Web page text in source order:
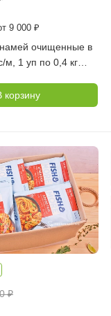
9 000 ₽
очищенные в
м, 1 уп по 0,4 кг
корзину
₽